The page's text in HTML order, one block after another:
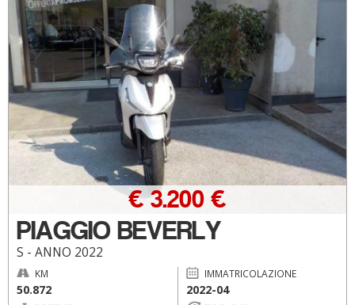
PIAGGIO BEVERLY
S - ANNO 2022
€ 3.200 €
KM
50.872
IMMATRICOLAZIONE
2022-04